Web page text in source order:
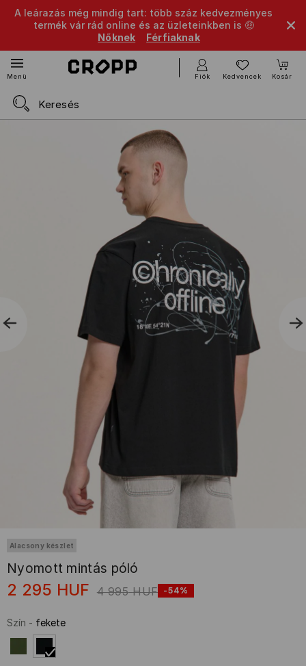
A leárazás még mindig tart: több száz kedvezményes
termék vár rád online és az üzleteinkben is 🤑
Nőknek
Férfiaknak
Menü Fiók Kedvencek Kosár
Alacsony készlet
Nyomott mintás póló
2 295 HUF 4 995 HUF -54%
Szín - fekete